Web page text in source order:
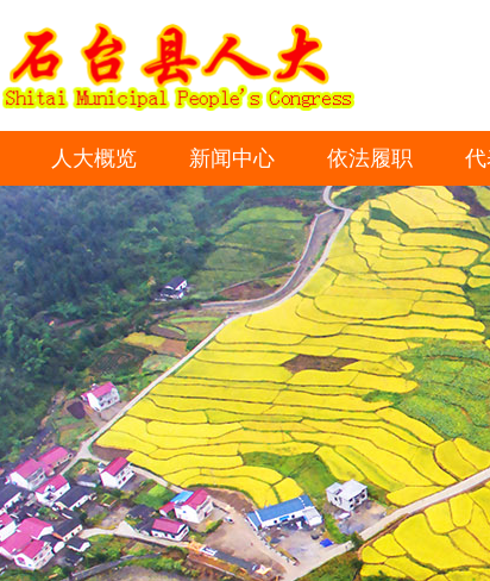
人大概览 新闻中心 依法履职